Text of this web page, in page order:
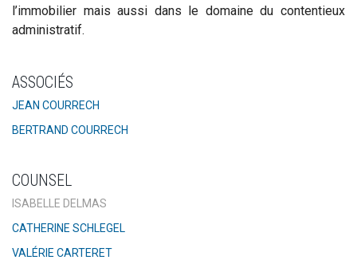
l’immobilier mais aussi dans le domaine du contentieux
administratif.
ASSOCIÉS
JEAN COURRECH
BERTRAND COURRECH
COUNSEL
ISABELLE DELMAS
CATHERINE SCHLEGEL
VALÉRIE CARTERET